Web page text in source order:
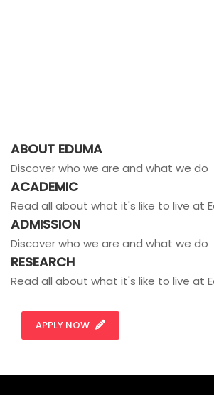
ABOUT EDUMA
Discover who we are and what we do
ACADEMIC
Read all about what it's like to live at
ADMISSION
Discover who we are and what we do
RESEARCH
Read all about what it's like to live at
APPLY NOW